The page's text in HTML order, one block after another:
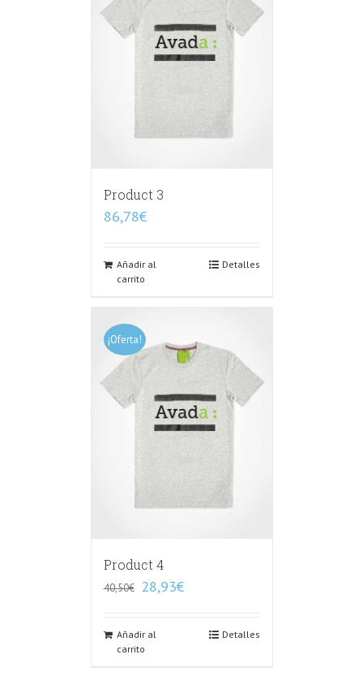
Product 3
86,78€
Añadir al
carrito
Detalles
¡Oferta!
Product 4
40,50€ 28,93€
Añadir al
carrito
Detalles